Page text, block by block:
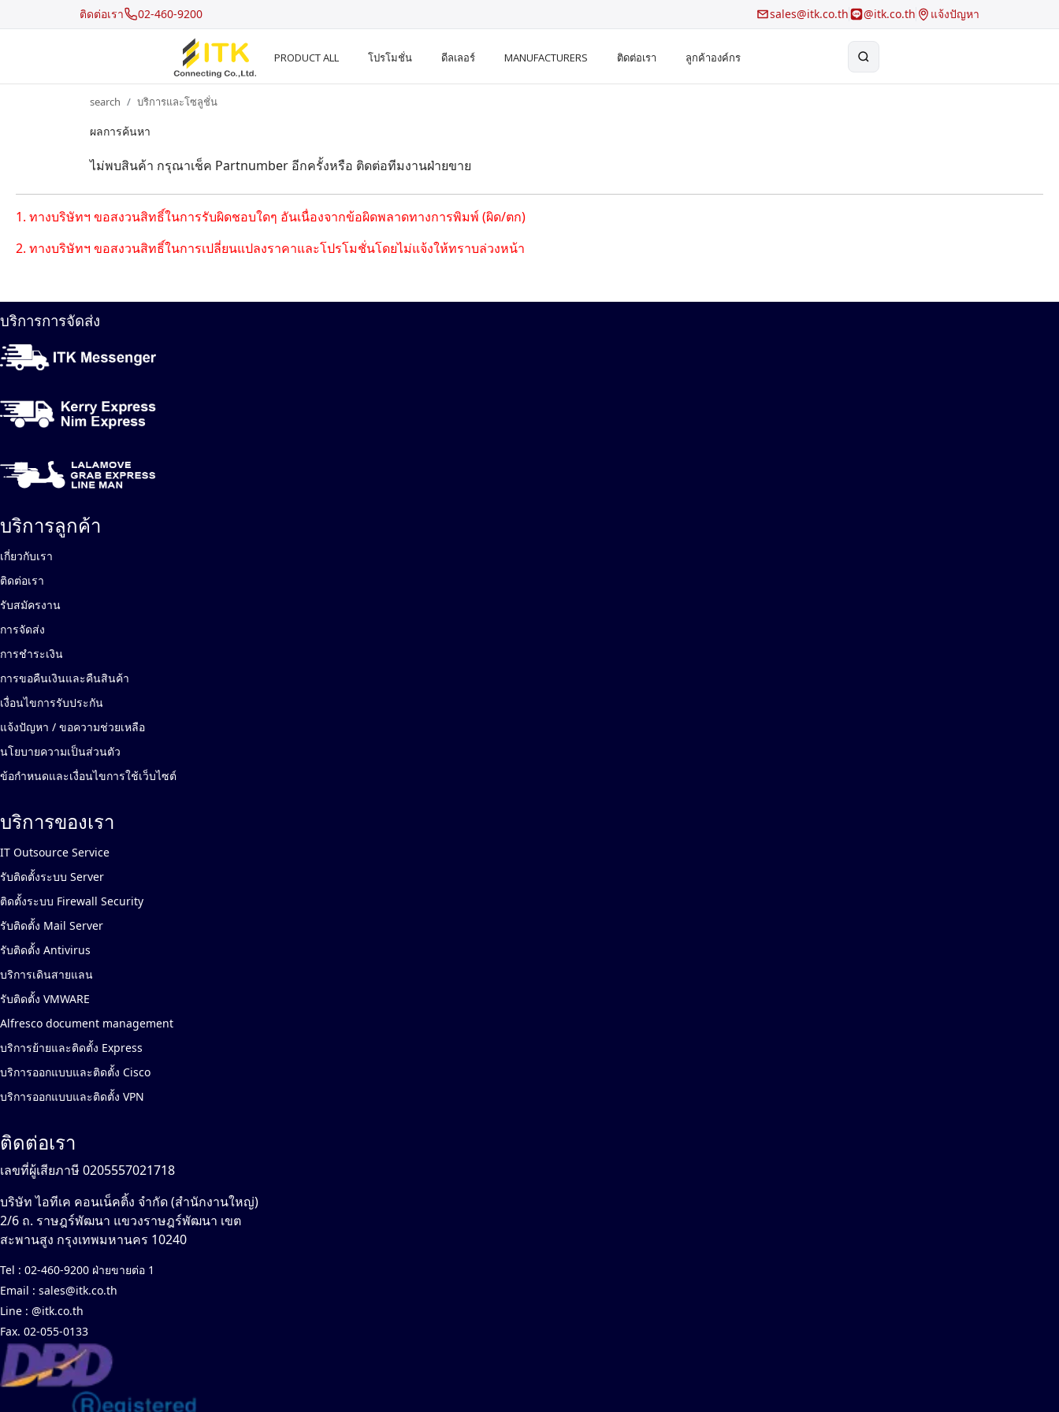
ติดต่อเรา 02-460-9200 sales@itk.co.th @itk.co.th แจ้งปัญหา
PRODUCT ALL โปรโมชั่น ดีลเลอร์ MANUFACTURERS ติดต่อเรา ลูกค้าองค์กร
Hot Search
search บริการและโซลูชั่น
ผลการค้นหา
ไม่พบสินค้า กรุณาเช็ค Partnumber อีกครั้งหรือ ติดต่อทีมงานฝ่ายขาย
1. ทางบริษัทฯ ขอสงวนสิทธิ์ในการรับผิดชอบใดๆ อันเนื่องจากข้อผิดพลาดทางการพิมพ์ (ผิด/ตก)
2. ทางบริษัทฯ ขอสงวนสิทธิ์ในการเปลี่ยนแปลงราคาและโปรโมชั่นโดยไม่แจ้งให้ทราบล่วงหน้า
บริการการจัดส่ง
บริการลูกค้า
เกี่ยวกับเรา
ติดต่อเรา
รับสมัครงาน
การจัดส่ง
การชำระเงิน
การขอคืนเงินและคืนสินค้า
เงื่อนไขการรับประกัน
แจ้งปัญหา / ขอความช่วยเหลือ
นโยบายความเป็นส่วนตัว
ข้อกำหนดและเงื่อนไขการใช้เว็บไซต์
บริการของเรา
IT Outsource Service
รับติดตั้งระบบ Server
ติดตั้งระบบ Firewall Security
รับติดตั้ง Mail Server
รับติดตั้ง Antivirus
บริการเดินสายแลน
รับติดตั้ง VMWARE
Alfresco document management
บริการย้ายและติดตั้ง Express
บริการออกแบบและติดตั้ง Cisco
บริการออกแบบและติดตั้ง VPN
ติดต่อเรา
เลขที่ผู้เสียภาษี 0205557021718
บริษัท ไอทีเค คอนเน็คติ้ง จำกัด (สำนักงานใหญ่)
2/6 ถ. ราษฎร์พัฒนา แขวงราษฎร์พัฒนา เขต
สะพานสูง กรุงเทพมหานคร 10240
Tel : 02-460-9200 ฝ่ายขายต่อ 1
Email : sales@itk.co.th
Line : @itk.co.th
Fax. 02-055-0133